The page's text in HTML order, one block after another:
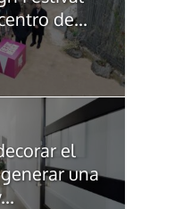
de...
el
una